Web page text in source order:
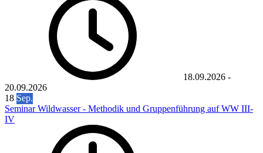
18.09.2026 -
20.09.2026
18 Sep.
Seminar Wildwasser - Methodik und Gruppenführung auf WW III-
IV